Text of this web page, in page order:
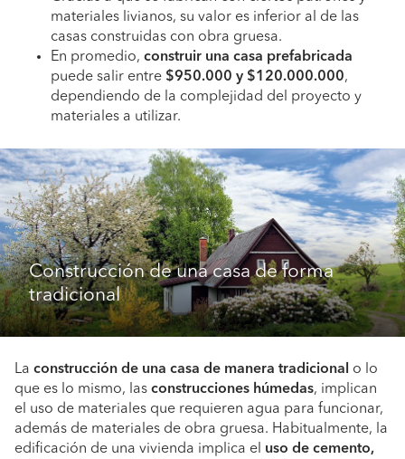
materiales livianos, su valor es inferior al de las
casas construidas con obra gruesa.
En promedio, construir una casa prefabricada
puede salir entre $950.000 y $120.000.000,
dependiendo de la complejidad del proyecto y
materiales a utilizar.
Construcción de una casa de forma
tradicional
La construcción de una casa de manera tradicional o lo
que es lo mismo, las construcciones húmedas, implican
el uso de materiales que requieren agua para funcionar,
además de materiales de obra gruesa. Habitualmente, la
edificación de una vivienda implica el uso de cemento,